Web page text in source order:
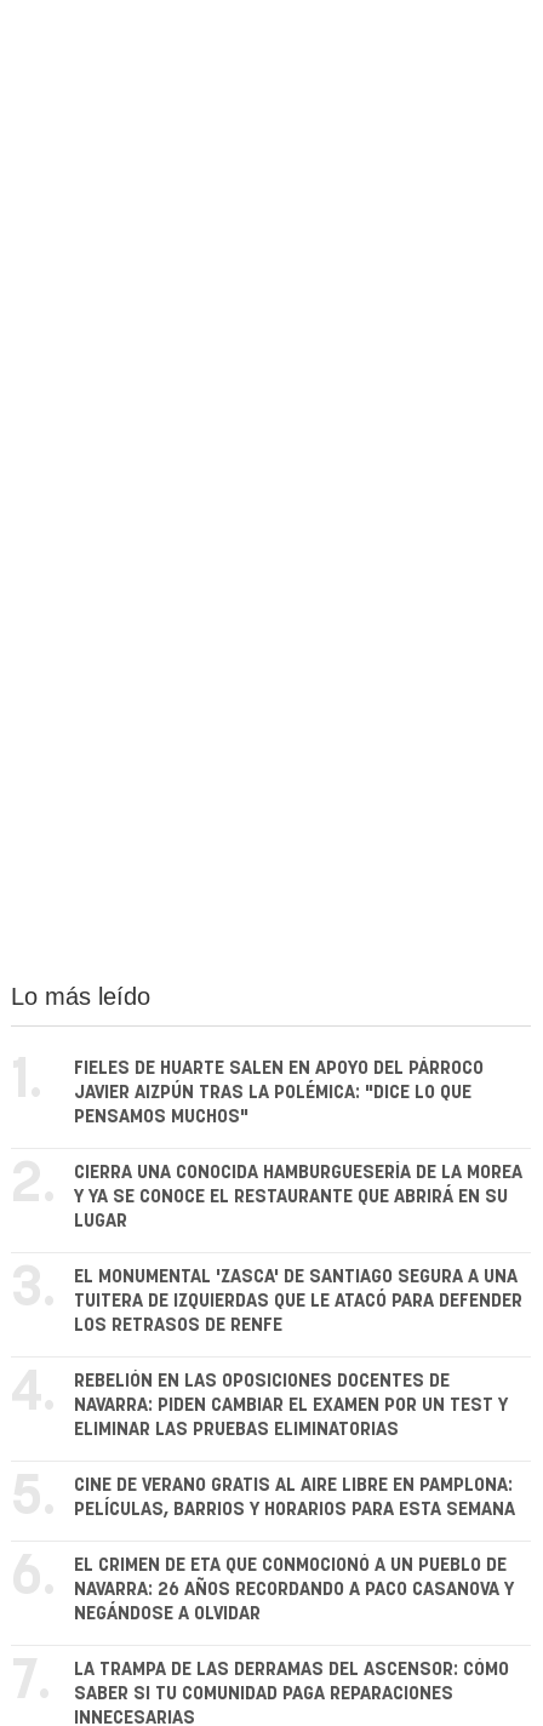
Lo más leído
1.
FIELES DE HUARTE SALEN EN APOYO DEL PÁRROCO
JAVIER AIZPÚN TRAS LA POLÉMICA: "DICE LO QUE
PENSAMOS MUCHOS"
2.
CIERRA UNA CONOCIDA HAMBURGUESERÍA DE LA MOREA
Y YA SE CONOCE EL RESTAURANTE QUE ABRIRÁ EN SU
LUGAR
3.
EL MONUMENTAL 'ZASCA' DE SANTIAGO SEGURA A UNA
TUITERA DE IZQUIERDAS QUE LE ATACÓ PARA DEFENDER
LOS RETRASOS DE RENFE
4.
REBELIÓN EN LAS OPOSICIONES DOCENTES DE
NAVARRA: PIDEN CAMBIAR EL EXAMEN POR UN TEST Y
ELIMINAR LAS PRUEBAS ELIMINATORIAS
5.
CINE DE VERANO GRATIS AL AIRE LIBRE EN PAMPLONA:
PELÍCULAS, BARRIOS Y HORARIOS PARA ESTA SEMANA
6.
EL CRIMEN DE ETA QUE CONMOCIONÓ A UN PUEBLO DE
NAVARRA: 26 AÑOS RECORDANDO A PACO CASANOVA Y
NEGÁNDOSE A OLVIDAR
7.
LA TRAMPA DE LAS DERRAMAS DEL ASCENSOR: CÓMO
SABER SI TU COMUNIDAD PAGA REPARACIONES
INNECESARIAS